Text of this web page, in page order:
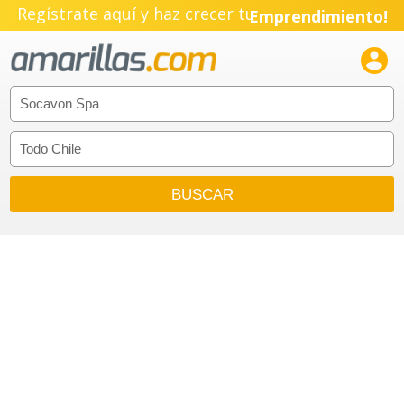
Regístrate aquí y haz crecer tuEmprendimiento!
